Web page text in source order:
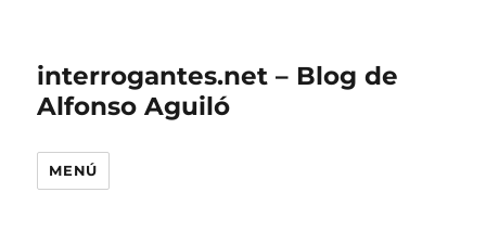
interrogantes.net – Blog de
Alfonso Aguiló
MENÚ